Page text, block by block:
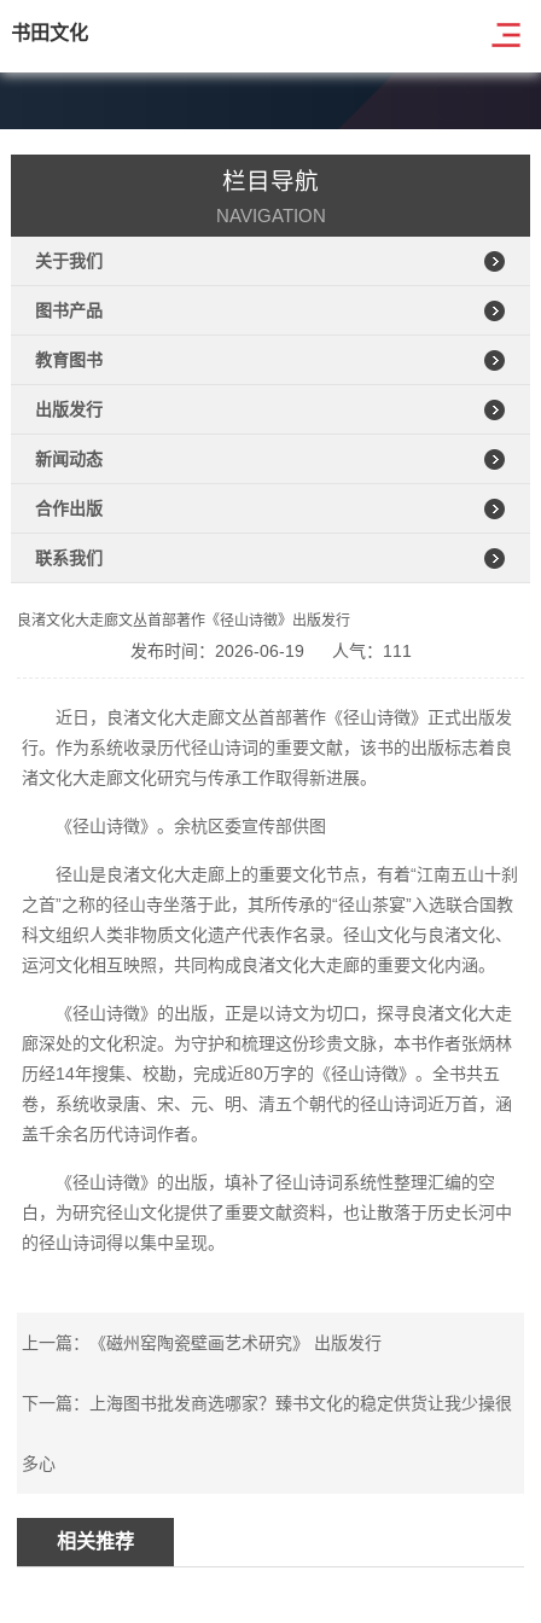
书田文化
栏目导航
NAVIGATION
关于我们
图书产品
教育图书
出版发行
新闻动态
合作出版
联系我们
良渚文化大走廊文丛首部著作《径山诗徵》出版发行
发布时间：2026-06-19 人气：111
近日，良渚文化大走廊文丛首部著作《径山诗徵》正式出版发
行。作为系统收录历代径山诗词的重要文献，该书的出版标志着良
渚文化大走廊文化研究与传承工作取得新进展。
《径山诗徵》。余杭区委宣传部供图
径山是良渚文化大走廊上的重要文化节点，有着“江南五山十刹
之首”之称的径山寺坐落于此，其所传承的“径山茶宴”入选联合国教
科文组织人类非物质文化遗产代表作名录。径山文化与良渚文化、
运河文化相互映照，共同构成良渚文化大走廊的重要文化内涵。
《径山诗徵》的出版，正是以诗文为切口，探寻良渚文化大走
廊深处的文化积淀。为守护和梳理这份珍贵文脉，本书作者张炳林
历经14年搜集、校勘，完成近80万字的《径山诗徵》。全书共五
卷，系统收录唐、宋、元、明、清五个朝代的径山诗词近万首，涵
盖千余名历代诗词作者。
《径山诗徵》的出版，填补了径山诗词系统性整理汇编的空
白，为研究径山文化提供了重要文献资料，也让散落于历史长河中
的径山诗词得以集中呈现。
上一篇：《磁州窑陶瓷壁画艺术研究》 出版发行
下一篇：上海图书批发商选哪家？臻书文化的稳定供货让我少操很
多心
相关推荐